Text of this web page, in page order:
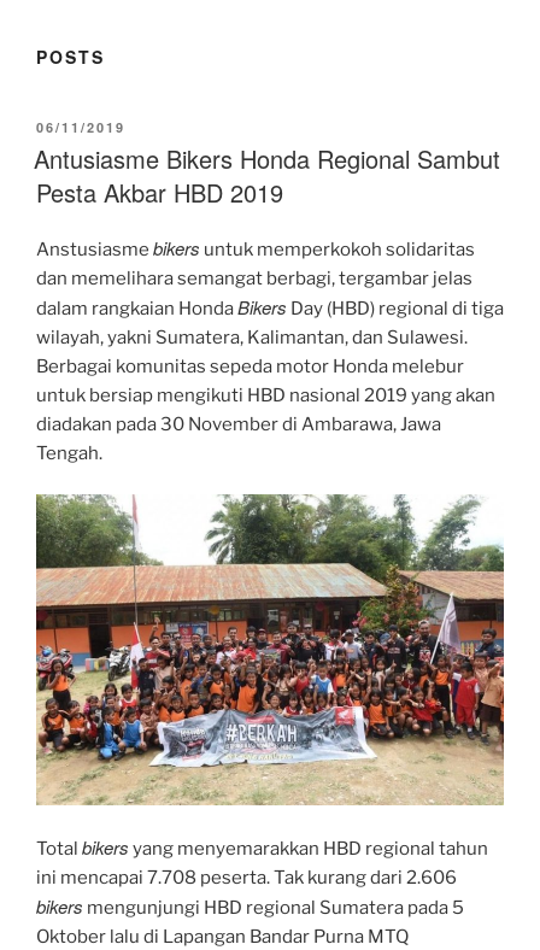
POSTS
POSTED
ON
06/11/2019
Antusiasme Bikers Honda Regional Sambut
Pesta Akbar HBD 2019
Anstusiasme bikers untuk memperkokoh solidaritas
dan memelihara semangat berbagi, tergambar jelas
dalam rangkaian HondaBikers Day (HBD) regional di tiga
wilayah, yakni Sumatera, Kalimantan, dan Sulawesi.
Berbagai komunitas sepeda motor Honda melebur
untuk bersiap mengikuti HBD nasional 2019 yang akan
diadakan pada 30 November di Ambarawa, Jawa
Tengah.
Total bikers yang menyemarakkan HBD regional tahun
ini mencapai 7.708 peserta. Tak kurang dari 2.606
bikers mengunjungi HBD regional Sumatera pada 5
Oktober lalu di Lapangan Bandar Purna MTQ